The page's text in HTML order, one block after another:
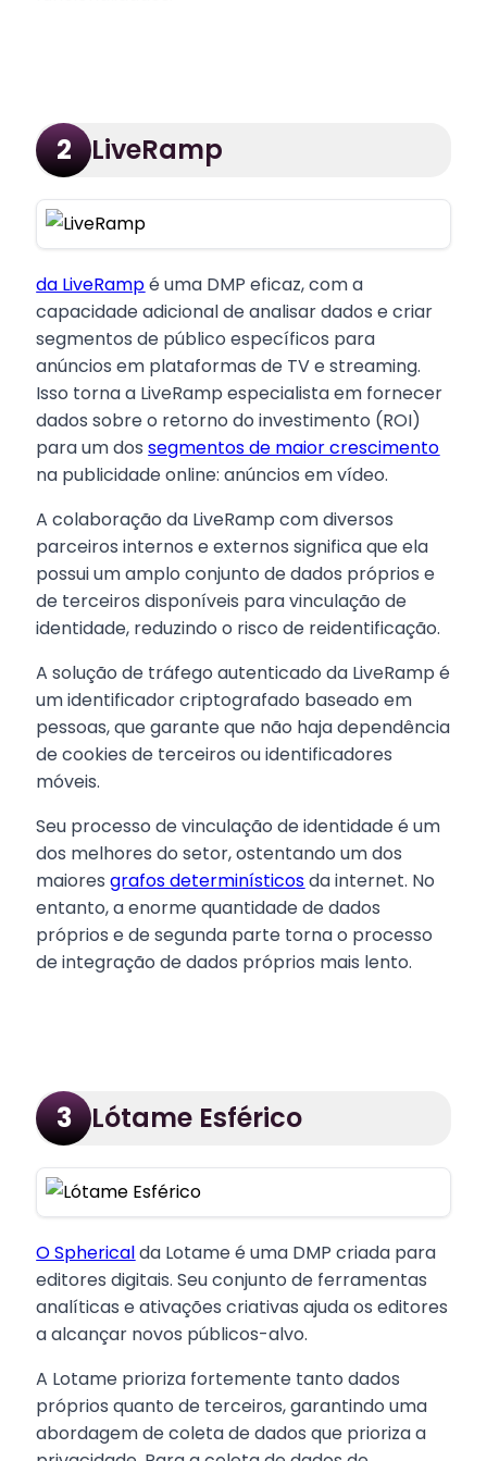
2 LiveRamp
da LiveRampé uma DMP eficaz, com a
capacidade adicional de analisar dados e criar
segmentos de público específicos para
anúncios em plataformas de TV e streaming.
Isso torna a LiveRamp especialista em fornecer
dados sobre o retorno do investimento (ROI)
para um dossegmentos de maior crescimento
na publicidade online: anúncios em vídeo.
A colaboração da LiveRamp com diversos
parceiros internos e externos significa que ela
possui um amplo conjunto de dados próprios e
de terceiros disponíveis para vinculação de
identidade, reduzindo o risco de reidentificação.
A solução de tráfego autenticado da LiveRamp é
um identificador criptografado baseado em
pessoas, que garante que não haja dependência
de cookies de terceiros ou identificadores
móveis.
Seu processo de vinculação de identidade é um
dos melhores do setor, ostentando um dos
maioresgrafos determinísticosda internet. No
entanto, a enorme quantidade de dados
próprios e de segunda parte torna o processo
de integração de dados próprios mais lento.
3 Lótame Esférico
O Sphericalda Lotame é uma DMP criada para
editores digitais. Seu conjunto de ferramentas
analíticas e ativações criativas ajuda os editores
a alcançar novos públicos-alvo.
A Lotame prioriza fortemente tanto dados
próprios quanto de terceiros, garantindo uma
abordagem de coleta de dados que prioriza a